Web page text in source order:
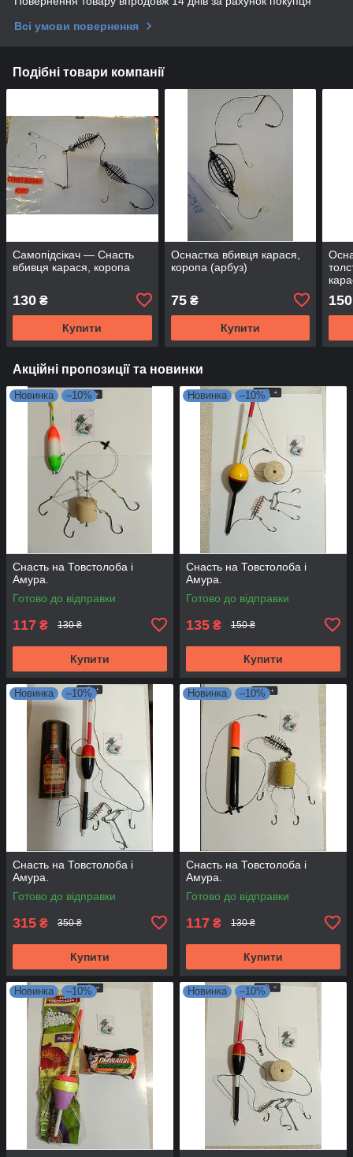
Всі умови повернення
Подібні товари компанії
Самопідсікач — Снасть
вбивця карася, коропа
130 ₴
Купити
Оснастка вбивця карася,
коропа (арбуз)
75₴
Купити
150
Акційні пропозиції та новинки
Новинка –10%
Снасть на Товстолоба і
Амура.
Готово до відправки
117 ₴ 130 ₴
Купити
Новинка –10%
Снасть на Товстолоба і
Амура.
Готово до відправки
135 ₴ 150 ₴
Купити
Новинка –10%
Снасть на Товстолоба і
Амура.
Готово до відправки
315 ₴ 350 ₴
Купити
Новинка –10%
Снасть на Товстолоба і
Амура.
Готово до відправки
117 ₴ 130 ₴
Купити
Новинка –10% Новинка –10%